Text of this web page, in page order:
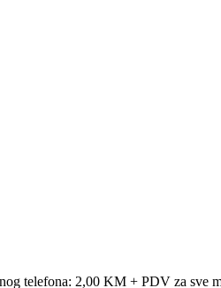
telefona: 2,00 KM + PDV za sve